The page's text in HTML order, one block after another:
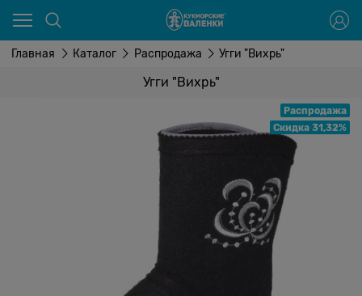
Главная Каталог Распродажа Угги "Вихрь"
Угги "Вихрь"
Распродажа
Скидка 31,32%